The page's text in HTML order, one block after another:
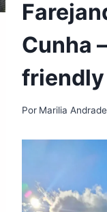
Cunha
friendly
Por Marilia Andrade